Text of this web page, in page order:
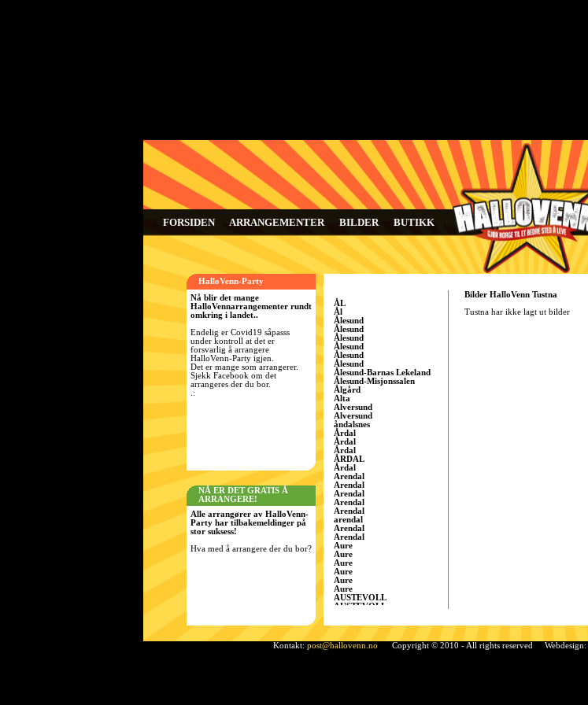
FORSIDEN ARRANGEMENTER BILDER BUTIKK
HalloVenn-Party
Nå blir det mange
HalloVennarrangementer rundt
omkring i landet..
Endelig er Covid19 såpasss
under kontroll at det er
forsvarlig å arrangere
HalloVenn-Party igjen.
Det er mange som arrangerer.
Sjekk Facebook om det
arrangeres der du bor.
.:
NÅ ER DET GRATIS Å
ARRANGERE!
Alle arrangører av HalloVenn-
Party har tilbakemeldinger på
stor suksess!
Hva med å arrangere der du bor?
ÅL
Ål
Ålesund
Ålesund
Ålesund
Ålesund
Ålesund
Ålesund
Ålesund-Barnas Lekeland
Ålesund-Misjonssalen
Ålgård
Alta
Alversund
Alversund
åndalsnes
Årdal
Årdal
Årdal
ÅRDAL
Årdal
Arendal
Arendal
Arendal
Arendal
Arendal
arendal
Arendal
Arendal
Aure
Aure
Aure
Aure
Aure
Aure
AUSTEVOLL
AUSTEVOLL
AustrÃ¥tt, Sandnes
Ã…rdal
Bamble
Bilder HalloVenn Tustna
Tustna har ikke lagt ut bilder
Kontakt: post@hallovenn.no Copyright © 2010 - All rights reserved Webdesign: